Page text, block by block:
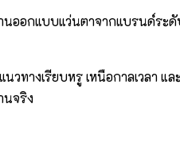
นออกแบบแว่นตาจากแบรนด์ระ
างเรียบหรู เหนือกาลเวลา แ
นจริง